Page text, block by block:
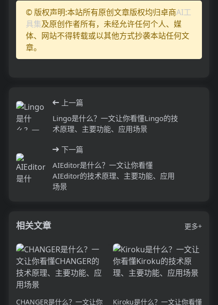
© 版权声明:本站所有原创文章版权均归卓商AI工
具集及原创作者所有，未经允许任何个人、媒
体、网站不得转载或以其他方式抄袭本站任何文
章。
上一篇
Lingo是什么？一文让你看懂Lingo的技
术原理、主要功能、应用场景
下一篇
AIEditor是什么？一文让你看懂
AIEditor的技术原理、主要功能、应用
场景
相关文章 更多+
CHANGER是什么？一文让你
Kiroku是什么？一文让你看懂